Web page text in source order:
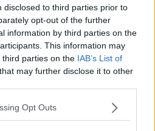
disclosed to third parties prior to
opt-out of the further
information by third parties on the
This information may
parties on the IAB’s List of
that may further disclose it to other
Opt Outs